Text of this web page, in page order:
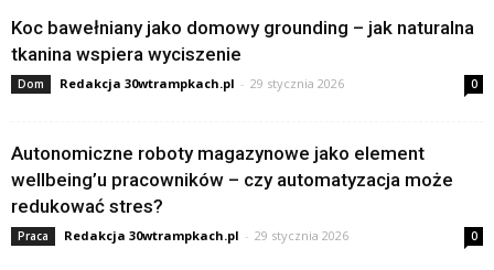
Koc bawełniany jako domowy grounding – jak naturalna
tkanina wspiera wyciszenie
Dom Redakcja 30wtrampkach.pl - 29 stycznia 2026 0
Autonomiczne roboty magazynowe jako element
wellbeing’u pracowników – czy automatyzacja może
redukować stres?
Praca Redakcja 30wtrampkach.pl - 29 stycznia 2026 0